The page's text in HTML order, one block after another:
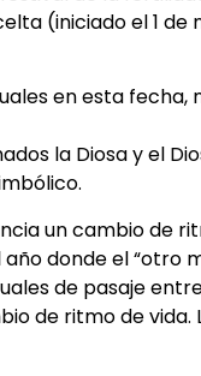
(iniciado el 1 de
en esta
la Diosa y el
un cambio de
donde el
de pasaje
de ritmo de vida.